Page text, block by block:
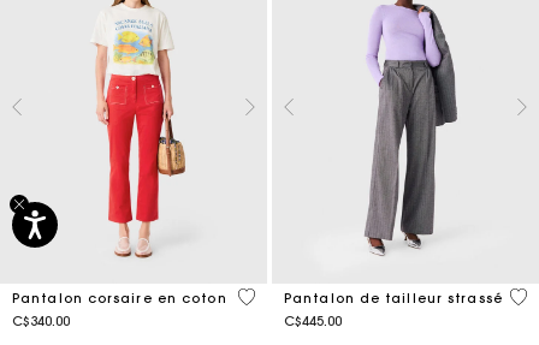
Pantalon corsaire en coton
C$340.00
3,5 out of 5 Customer Rating
Pantalon de tailleur strassé
C$445.00
3,5